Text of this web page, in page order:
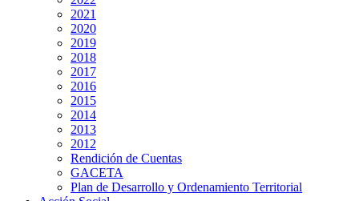
2021
2020
2019
2018
2017
2016
2015
2014
2013
2012
Rendición de Cuentas
GACETA
Plan de Desarrollo y Ordenamiento Territorial